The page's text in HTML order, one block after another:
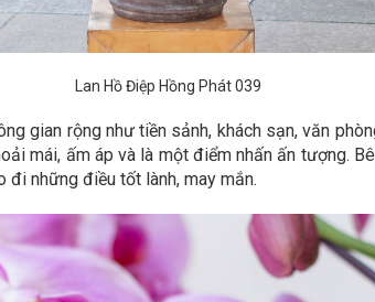
Lan Hồ Điệp Hồng Phát 039
gian rộng như tiền sảnh, khách sạn, văn
mái, ấm áp và là một điểm nhấn ấn tượng.
đi những điều tốt lành, may mắn.